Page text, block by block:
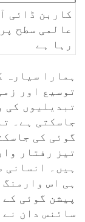
کاربن ڈائی
عالمی سطح
رہا ہے
ہمارا سیارہ
توسیع اور
تبدیلیوں کی
جاسکتی ہے۔
گوئی کی
تیز رفتار
ہیں۔
ہی اس
پیشن گوئی
سائنس دان